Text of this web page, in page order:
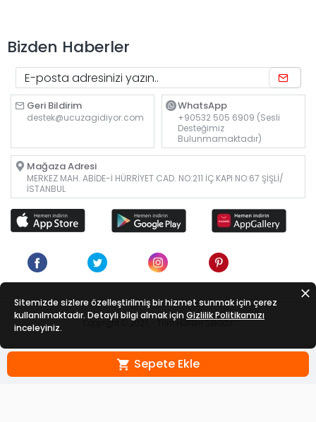
Sepete Ekle
Bizden Haberler
Geri Bildirim
destek@ucuzagidiyor.com
WhatsApp
+90532 505 6909 (Sesli
Desteğimiz
Bulunmamaktadır)
Mağaza Adresi
MERKEZ MAH. ABİDE-İ HÜRRİYET CAD. NO:211 İÇ KAPI NO:67 ŞİŞLİ/
İSTANBUL
Copyright © 2021 - Tüm Hakları Saklıdır
Sitemizde sizlere özelleştirilmiş bir hizmet sunmak için çerez
kullanılmaktadır. Detaylı bilgi almak için Gizlilik Politikamızı
inceleyiniz.